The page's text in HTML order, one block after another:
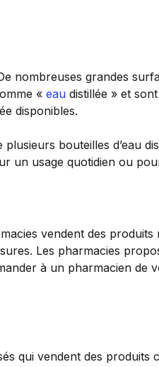
nombreuses grandes
« eau distillée » et
disponibles.
bouteilles d’eau
un usage quotidien ou
vendent des produits
Les pharmacies
à un pharmacien de
qui vendent des produits